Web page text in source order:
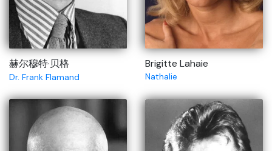
赫尔穆特·贝格
Dr. Frank Flamand
Brigitte Lahaie
Nathalie